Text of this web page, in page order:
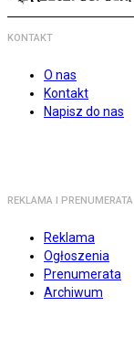
KONTAKT
O nas
Kontakt
Napisz do nas
REKLAMA I PRENUMERATA
Reklama
Ogłoszenia
Prenumerata
Archiwum